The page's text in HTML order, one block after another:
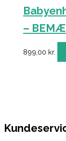
–
899,00 kr.